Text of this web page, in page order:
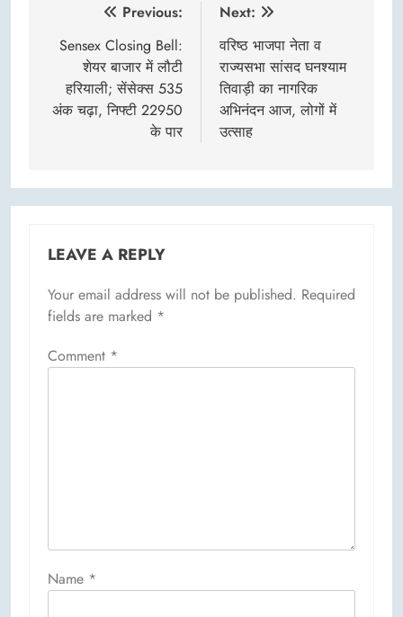
navigation
Previous:
Sensex Closing Bell:
शेयर बाजार में लौटी
हरियाली; सेंसेक्स 535
अंक चढ़ा, निफ्टी 22950
के पार
Next:
वरिष्ठ भाजपा नेता व
राज्यसभा सांसद घनश्याम
तिवाड़ी का नागरिक
अभिनंदन आज, लोगों में
उत्साह
LEAVE A REPLY
Your email address will not be published. Required
fields are marked *
Comment *
Name *